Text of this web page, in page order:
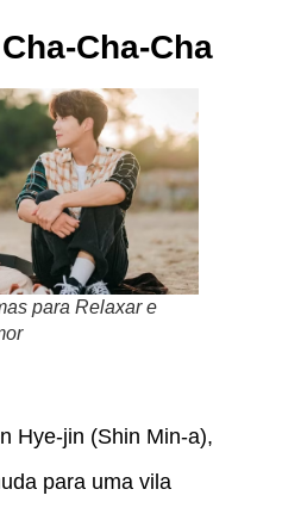
Cha-Cha
para Relaxar e
Hye-jin (Shin Min-a),
para uma vila